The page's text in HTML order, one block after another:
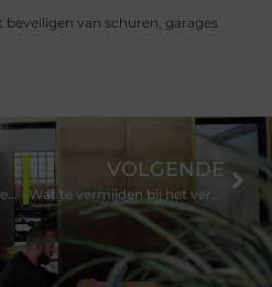
van schuren, garages
Ontdek de Kracht van Fitness bij Sportschool Emmen
VOLGENDE
Wat te vermijden bij het verduurzamen van je woning